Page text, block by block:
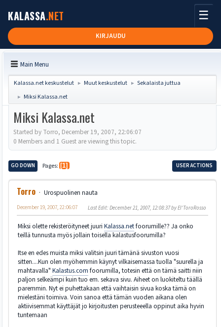
KALASSA.NET
KIRJAUDU
☰
Main Menu
Kalassa.net keskustelut ► Muut keskustelut ► Sekalaista juttua
► Miksi Kalassa.net
Miksi Kalassa.net
Started by Torro, December 19, 2007, 22:06:07
0 Members and 1 Guest are viewing this topic.
GO DOWN Pages 1 USER ACTIONS
Torro Urospuolinen nauta
December 19, 2007, 22:06:07 Last Edit: December 21, 2007, 12:08:37 by El'ToroRosso
Miksi olette rekisteröityneet juuri Kalassa.netfoorumille?? Ja onko
teillä tunnusta myös jollain toisella kalastusfoorumilla?
Itse en edes muista miksi valitsin juuri tämänä sivuston vuosi
sitten....Kun olen myöhemmin käynyt vilkaisemassa tuolla "suurella ja
mahtavalla" Kalastus.comfoorumilla, totesin että on tämä saitti niin
paljon selkeämpi kuin tuo em. sekava sivu. Aiheet on luokiteltu täällä
paremmin. Nyt ei puhettakaan että vaihtaisin sivua koska tämä on
mielestäni toimiva. Voin sanoa että tämän vuoden aikana olen
aktiivisemmat käyttäjät jo kirjoitusten perusteeella oppinut aika hyvin
tuntemaan